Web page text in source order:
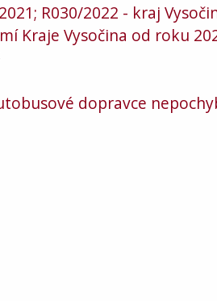
2021; R030/2022 - kraj
Kraje Vysočina od roku
dopravce